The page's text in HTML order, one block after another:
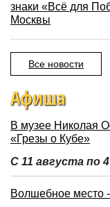
знаки «Всё для
Москвы
Все новости
Афиша
В музее Николая
«Грезы о Кубе»
С 11 августа по
Волшебное место